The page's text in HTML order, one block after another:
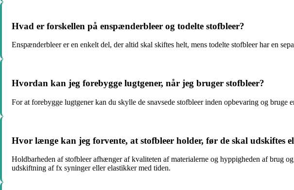
Hvad er forskellen på enspænderbleer og todelte stofbleer?
Enspænderbleer er en enkelt del, der altid skal skiftes helt, mens todelte stofbleer har en
Hvordan kan jeg forebygge lugtgener, når jeg bruger stofbleer?
For at forebygge lugtgener kan du skylle de snavsede stofbleer inden opbevaring og
Hvor længe kan jeg forvente, at stofbleer holder, før de skal udskiftes
Holdbarheden af stofbleer afhænger af kvaliteten af materialerne og hyppigheden af brug
udskiftning af fx syninger eller elastikker med tiden.